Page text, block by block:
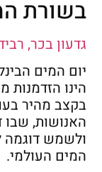
בשורת
גדעון בכר,
הינו
בקצב מהיר
האנושות, שבו
ולשמש דוגמה
המים העולמי.